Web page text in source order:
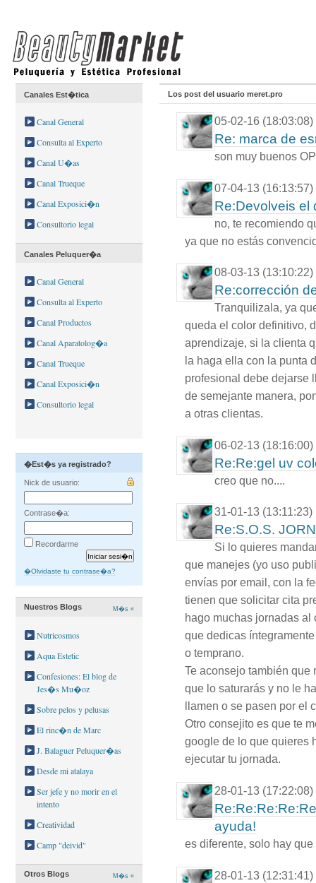
Canales Est�tica
Canal General
Consulta al Experto
Canal U�as
Canal Trueque
Canal Exposici�n
Consultorio legal
Canales Peluquer�a
Canal General
Consulta al Experto
Canal Productos
Canal Aparatolog�a
Canal Trueque
Canal Exposici�n
Consultorio legal
�Est�s ya registrado?
Nick de usuario:
Contrase�a:
Recordarme
�Olvidaste tu contrase�a?
Nuestros Blogs M�s «
Nutricosmos
Aqua Estetic
Confesiones: El blog de
Jes�s Mu�oz
Sobre pelos y pelusas
El rinc�n de Marc
J. Balaguer Peluquer�as
Desde mi atalaya
Ser jefe y no morir en el
intento
Creatividad
Camp "deivid"
Otros Blogs M�s «
Los post del usuario meret.pro
05-02-16 (18:03:08)
Re: marca de
son muy buenos
07-04-13 (16:13:57)
Re:Devolveis el
no, te recomiendo
ya que no estás
08-03-13 (13:10:22)
Re:corrección
Tranquilizala, ya
queda el color definitivo,
aprendizaje, si la clienta
la haga ella con la punta
profesional debe dejarse
de semejante manera,
a otras clientas.
06-02-13 (18:16:00)
Re:Re:gel uv
creo que no....
31-01-13 (13:11:23)
Re:S.O.S.
Si lo quieres
que manejes (yo uso
envías por email, con la
tienen que solicitar cita
hago muchas jornadas
que dedicas
o temprano.
Te aconsejo también que
que lo saturarás y no le
llamen o se pasen por el
Otro consejito es que te
google de lo que quieres
ejecutar tu jornada.
28-01-13 (17:22:08)
ayuda!
es diferente, solo hay
28-01-13 (12:31:41)